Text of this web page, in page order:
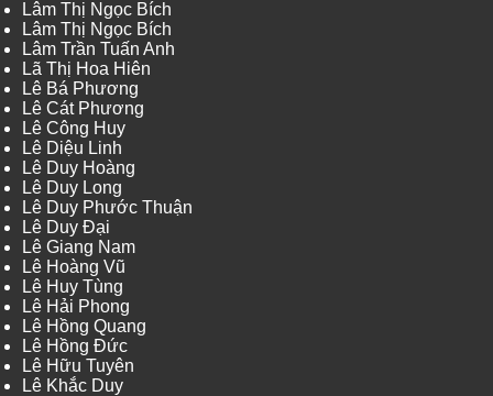
Lâm Thị Ngọc Bích
Lâm Thị Ngọc Bích
Lâm Trần Tuấn Anh
Lã Thị Hoa Hiên
Lê Bá Phương
Lê Cát Phương
Lê Công Huy
Lê Diệu Linh
Lê Duy Hoàng
Lê Duy Long
Lê Duy Phước Thuận
Lê Duy Đại
Lê Giang Nam
Lê Hoàng Vũ
Lê Huy Tùng
Lê Hải Phong
Lê Hồng Quang
Lê Hồng Đức
Lê Hữu Tuyên
Lê Khắc Duy